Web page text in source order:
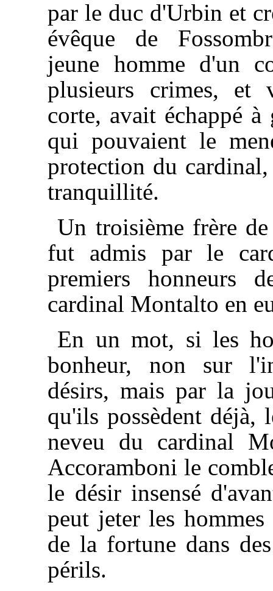
par le duc d'Urbin et
évêque de
jeune homme d'un
plusieurs crimes, et
corte, avait échappé
qui pouvaient le
protection du
tranquillité.
Un troisième frère
fut admis par le
premiers honneurs
cardinal Montalto en
En un mot, si les
bonheur, non sur
désirs, mais par la
qu'ils possèdent déjà,
neveu du cardinal
Accoramboni le
le désir insensé
peut jeter les
de la fortune dans
périls.